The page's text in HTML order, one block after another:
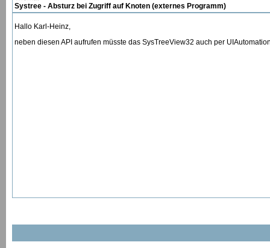
Systree - Absturz bei Zugriff auf Knoten (externes Programm)
Hallo Karl-Heinz,
neben diesen API aufrufen müsste das SysTreeView32 auch per